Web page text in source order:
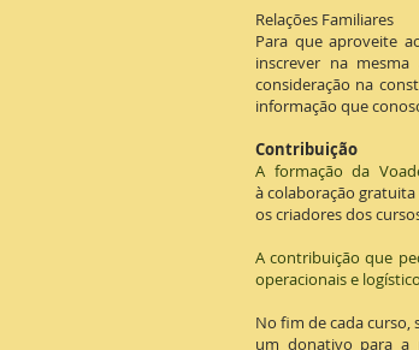
Relações Familiares
Para que aproveite
inscrever na
consideração na
informação que
Contribuição
A formação da
à colaboração
os criadores dos
A contribuição que
operacionais e
No fim de cada
um donativo para a